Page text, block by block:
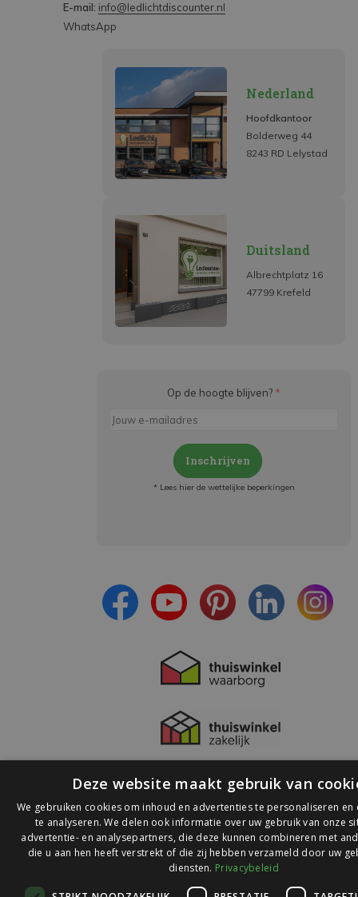
E-mail: info@ledlichtdiscounter.nl
WhatsApp
Nederland
Hoofdkantoor
Bolderweg 44
8243 RD Lelystad
Duitsland
Albrechtplatz 16
47799 Krefeld
Op de hoogte blijven? *
Inschrijven
* Lees hier de wettelijke beperkingen
© 2026 Ledlichtdiscounter.nl
Deze website maakt gebruik van
We gebruiken cookies om inhoud en advertenties te personaliseren en
te analyseren. We delen ook informatie over uw gebruik van onze
advertentie- en analysepartners, die deze kunnen combineren met
die u aan hen heeft verstrekt of die zij hebben verzameld door uw
diensten. Privacybeleid